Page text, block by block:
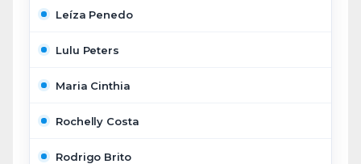
Leíza Penedo
Lulu Peters
Maria Cinthia
Rochelly Costa
Rodrigo Brito